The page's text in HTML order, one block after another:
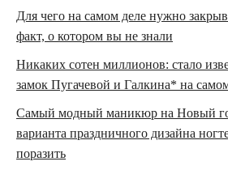
Для чего на самом деле нужно
факт, о котором вы не знали
Никаких сотен миллионов: стало
замок Пугачевой и Галкина* на
Самый модный маникюр на Новый
варианта праздничного дизайна
поразить